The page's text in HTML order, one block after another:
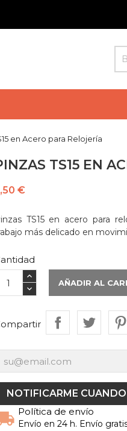
en Acero para Relojería
TS15 EN
€
TS15 en acero para
más delicado en
AÑADIR AL
NOTIFICARME
Política de envío
Envío en 24 h. Envío